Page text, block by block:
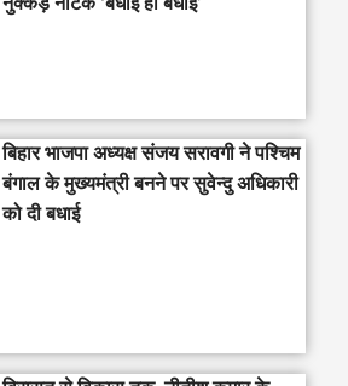
‎बिहार भाजपा अध्यक्ष संजय सरावगी ने पश्चिम
बंगाल के मुख्यमंत्री बनने पर सुवेन्दु अधिकारी
को दी बधाई